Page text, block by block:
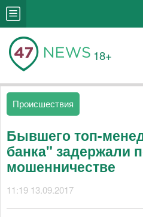
18+
Происшествия
Бывшего топ-
банка" задержали
мошенничестве
11:19 13.09.2017